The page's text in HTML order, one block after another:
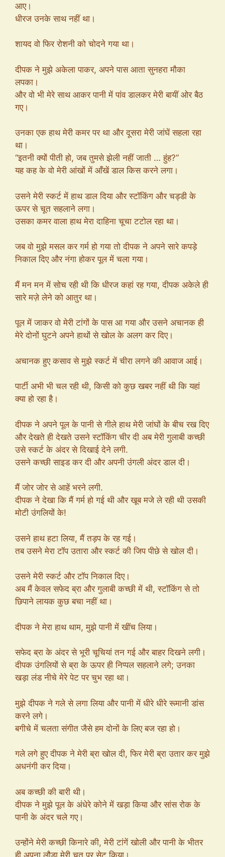
आए।
धीरज उनके साथ नहीं था।
शायद वो फिर रोशनी को चोदने गया था।
दीपक ने मुझे अकेला पाकर, अपने पास आता सुनहरा मौका
लपका।
और वो भी मेरे साथ आकर पानी में पांव डालकर मेरी बायीं ओर बैठ
गए।
उनका एक हाथ मेरी कमर पर था और दूसरा मेरी जांघें सहला रहा
था।
“इतनी क्यों पीती हो, जब तुमसे झेली नहीं जाती … हुंह?”
यह कह के वो मेरी आंखों में आँखें डाल किस करने लगा।
उसने मेरी स्कर्ट में हाथ डाल दिया और स्टॉकिंग और चड्डी के
ऊपर से चूत सहलाने लगा।
उसका कमर वाला हाथ मेरा दाहिना चूचा टटोल रहा था।
जब वो मुझे मसल कर गर्म हो गया तो दीपक ने अपने सारे कपड़े
निकाल दिए और नंगा होकर पूल में चला गया।
मैं मन मन में सोच रही थी कि धीरज कहां रह गया, दीपक अकेले ही
सारे मज़े लेने को आतुर था।
पूल में जाकर वो मेरी टांगों के पास आ गया और उसने अचानक ही
मेरे दोनों घुटने अपने हाथों से खोल के अलग कर दिए।
अचानक हुए कसाव से मुझे स्कर्ट में चीरा लगने की आवाज आई।
पार्टी अभी भी चल रही थी, किसी को कुछ खबर नहीं थी कि यहां
क्या हो रहा है।
दीपक ने अपने पूल के पानी से गीले हाथ मेरी जांघों के बीच रख दिए
और देखते ही देखते उसने स्टॉकिंग चीर दी अब मेरी गुलाबी कच्छी
उसे स्कर्ट के अंदर से दिखाई देने लगी.
उसने कच्छी साइड कर दी और अपनी उंगली अंदर डाल दी।
मैं जोर जोर से आहें भरने लगी.
दीपक ने देखा कि मैं गर्म हो गई थी और खूब मजे ले रही थी उसकी
मोटी उंगलियों के!
उसने हाथ हटा लिया, मैं तड़प के रह गई।
तब उसने मेरा टॉप उतारा और स्कर्ट की जिप पीछे से खोल दी।
उसने मेरी स्कर्ट और टॉप निकाल दिए।
अब मैं केवल सफेद ब्रा और गुलाबी कच्छी में थी, स्टॉकिंग से तो
छिपाने लायक कुछ बचा नहीं था।
दीपक ने मेरा हाथ थाम, मुझे पानी में खींच लिया।
सफेद ब्रा के अंदर से भूरी चूचियां तन गई और बाहर दिखने लगी।
दीपक उंगलियों से ब्रा के ऊपर ही निप्पल सहलाने लगे; उनका
खड़ा लंड नीचे मेरे पेट पर चुभ रहा था।
मुझे दीपक ने गले से लगा लिया और पानी में धीरे धीरे रूमानी डांस
करने लगे।
बगीचे में चलता संगीत जैसे हम दोनों के लिए बज रहा हो।
गले लगे हुए दीपक ने मेरी ब्रा खोल दी, फिर मेरी ब्रा उतार कर मुझे
अधनंगी कर दिया।
अब कच्छी की बारी थी।
दीपक ने मुझे पूल के अंधेरे कोने में खड़ा किया और सांस रोक के
पानी के अंदर चले गए।
उन्होंने मेरी कच्छी किनारे की, मेरी टांगें खोली और पानी के भीतर
ही अपना लौड़ा मेरी चूत पर सेट किया।